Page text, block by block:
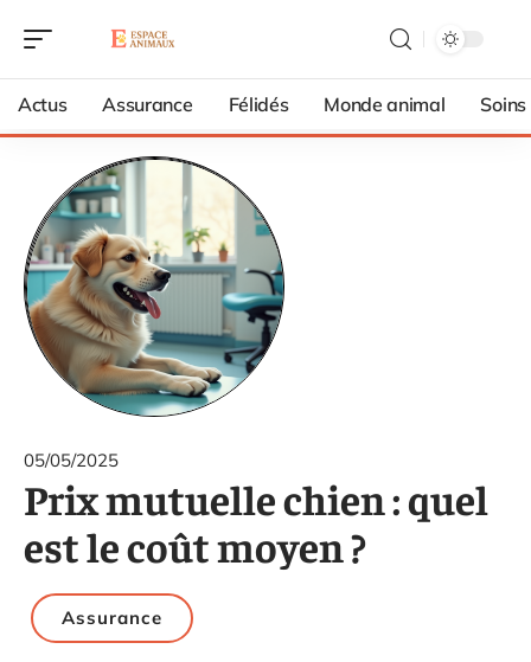
Actus Assurance Félidés Monde animal Soins
05/05/2025
Prix mutuelle chien : quel
est le coût moyen ?
Assurance